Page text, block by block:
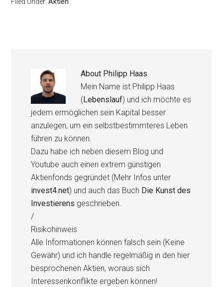
About Philipp Haas
Mein Name ist Philipp Haas
(Lebenslauf) und ich möchte es
jedem ermöglichen sein Kapital besser
anzulegen, um ein selbstbestimmteres Leben
führen zu können.
Dazu habe ich neben diesem Blog und
Youtube auch einen extrem günstigen
Aktienfonds gegründet (Mehr Infos unter
invest4.net) und auch das Buch Die Kunst des
Investierens geschrieben.
/
Risikohinweis
Alle Informationen können falsch sein (Keine
Gewähr) und ich handle regelmäßig in den hier
besprochenen Aktien, woraus sich
Interessenkonflikte ergeben können!